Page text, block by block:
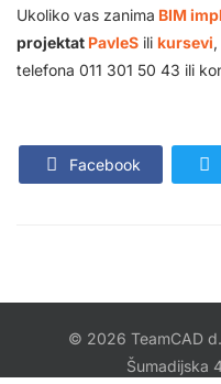
Ukoliko vas zanima BIM
projektat PavleS ili kursevi
telefona 011 301 50 43 ili
Facebook
© 2026 TeamCAD
Šumadijska